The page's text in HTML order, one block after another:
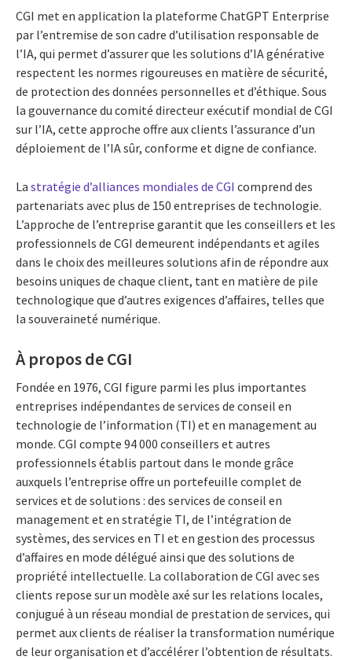
CGI met en application la plateforme ChatGPT Enterprise
par l’entremise de son cadre d’utilisation responsable de
l’IA, qui permet d’assurer que les solutions d’IA générative
respectent les normes rigoureuses en matière de sécurité,
de protection des données personnelles et d’éthique. Sous
la gouvernance du comité directeur exécutif mondial de CGI
sur l’IA, cette approche offre aux clients l’assurance d’un
déploiement de l’IA sûr, conforme et digne de confiance.
La stratégie d’alliances mondiales de CGI comprend des
partenariats avec plus de 150 entreprises de technologie.
L’approche de l’entreprise garantit que les conseillers et les
professionnels de CGI demeurent indépendants et agiles
dans le choix des meilleures solutions afin de répondre aux
besoins uniques de chaque client, tant en matière de pile
technologique que d’autres exigences d’affaires, telles que
la souveraineté numérique.
À propos de CGI
Fondée en 1976, CGI figure parmi les plus importantes
entreprises indépendantes de services de conseil en
technologie de l’information (TI) et en management au
monde. CGI compte 94 000 conseillers et autres
professionnels établis partout dans le monde grâce
auxquels l’entreprise offre un portefeuille complet de
services et de solutions : des services de conseil en
management et en stratégie TI, de l’intégration de
systèmes, des services en TI et en gestion des processus
d’affaires en mode délégué ainsi que des solutions de
propriété intellectuelle. La collaboration de CGI avec ses
clients repose sur un modèle axé sur les relations locales,
conjugué à un réseau mondial de prestation de services, qui
permet aux clients de réaliser la transformation numérique
de leur organisation et d’accélérer l’obtention de résultats.